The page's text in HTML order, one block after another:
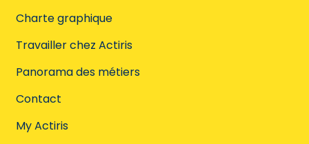
Charte graphique
Travailler chez Actiris
Panorama des métiers
Contact
My Actiris